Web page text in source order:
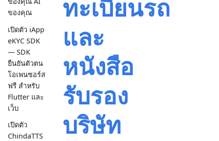
ของคุณ
เปิดตัว iApp
eKYC SDK
— SDK
ยืนยันตัวตน
โอเพนซอร์ส
ฟรี สำหรับ
Flutter และ
เว็บ
เปิดตัว
ChindaTTS
ทะเบียนรถ
และ
หนังสือ
รับรอง
บริษัท